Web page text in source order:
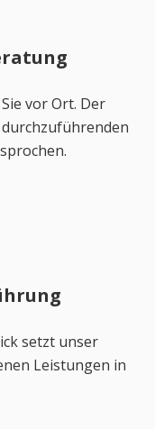
vor Ort. Der
setzt unser
Leistungen in